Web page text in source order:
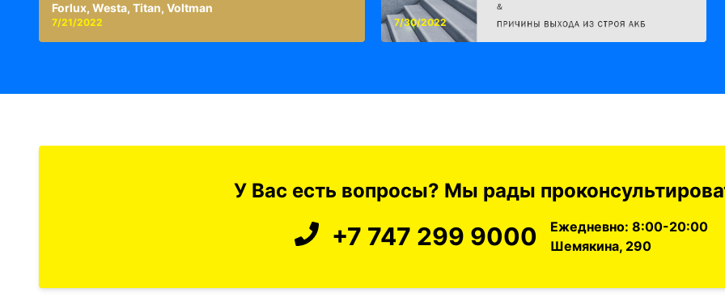
Forlux, Westa, Titan, Voltman
7/21/2022 7/30/2022
У Вас есть вопросы? Мы рады
+7 747 299 9000
Ежедневно: 8:00-20:00
Шемякина, 290